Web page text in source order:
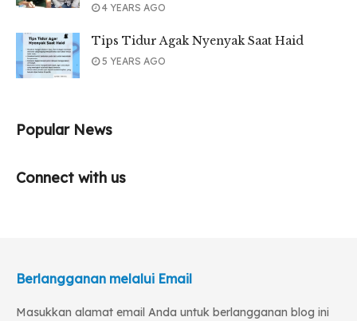
4 YEARS AGO
Tips Tidur Agak Nyenyak Saat Haid
5 YEARS AGO
Popular News
Connect with us
Berlangganan melalui Email
Masukkan alamat email Anda untuk berlangganan blog ini